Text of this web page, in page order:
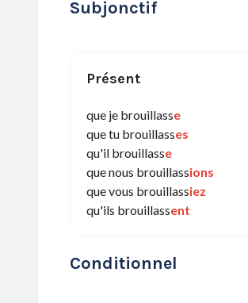
Subjonctif
Présent
que je brouillasse
que tu brouillasses
qu'il brouillasse
que nous brouillassions
que vous brouillassiez
qu'ils brouillassent
Conditionnel